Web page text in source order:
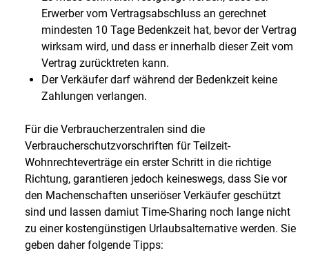
Erwerber vom Vertragsabschluss an gerechnet
mindesten 10 Tage Bedenkzeit hat, bevor der Vertrag
wirksam wird, und dass er innerhalb dieser Zeit vom
Vertrag zurücktreten kann.
Der Verkäufer darf während der Bedenkzeit keine
Zahlungen verlangen.
Für die Verbraucherzentralen sind die
Verbraucherschutzvorschriften für Teilzeit-
Wohnrechteverträge ein erster Schritt in die richtige
Richtung, garantieren jedoch keineswegs, dass Sie vor
den Machenschaften unseriöser Verkäufer geschützt
sind und lassen damiut Time-Sharing noch lange nicht
zu einer kostengünstigen Urlaubsalternative werden. Sie
geben daher folgende Tipps: